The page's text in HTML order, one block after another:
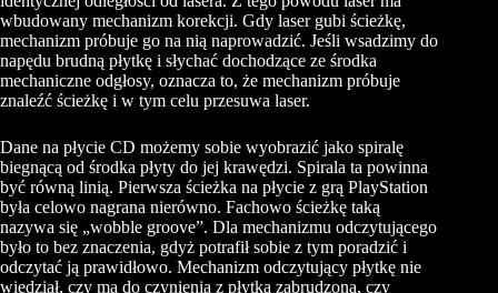
wbudowany mechanizm korekcji. Gdy laser gubi ścieżkę,
mechanizm próbuje go na nią naprowadzić. Jeśli wsadzimy do
napędu brudną płytkę i słychać dochodzące ze środka
mechaniczne odgłosy, oznacza to, że mechanizm próbuje
znaleźć ścieżkę i w tym celu przesuwa laser.
Dane na płycie CD możemy sobie wyobrazić jako spiralę
biegnącą od środka płyty do jej krawędzi. Spirala ta powinna
być równą linią. Pierwsza ścieżka na płycie z grą PlayStation
była celowo nagrana nierówno. Fachowo ścieżkę taką
nazywa się „wobble groove”. Dla mechanizmu odczytującego
było to bez znaczenia, gdyż potrafił sobie z tym poradzić i
odczytać ją prawidłowo. Mechanizm odczytujący płytkę nie
wiedział, czy ma do czynienia z płytką zabrudzoną, czy